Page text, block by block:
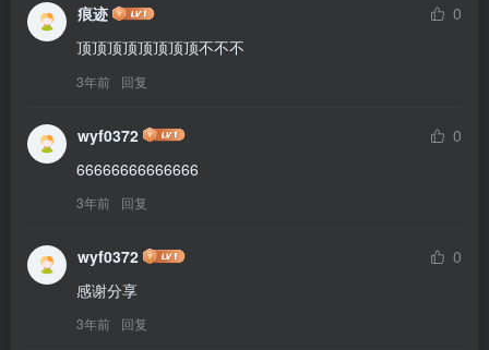
痕迹
0
顶顶顶顶顶顶顶顶不不不
3年前 回复
wyf0372
0
66666666666666
3年前 回复
wyf0372
0
感谢分享
3年前 回复